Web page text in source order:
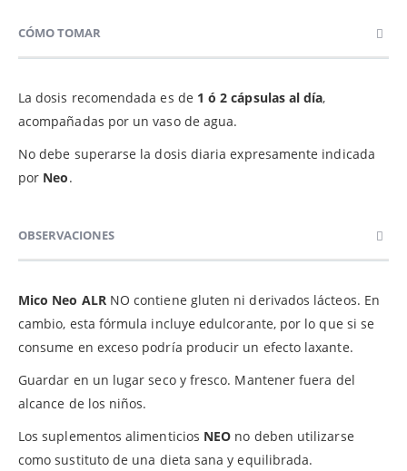
CÓMO TOMAR
La dosis recomendada es de 1 ó 2 cápsulas al día,
acompañadas por un vaso de agua.
No debe superarse la dosis diaria expresamente indicada
por Neo.
OBSERVACIONES
Mico Neo ALRNO contiene gluten ni derivados lácteos. En
cambio, esta fórmula incluye edulcorante, por lo que si se
consume en exceso podría producir un efecto laxante.
Guardar en un lugar seco y fresco. Mantener fuera del
alcance de los niños.
Los suplementos alimenticios NEO no deben utilizarse
como sustituto de una dieta sana y equilibrada.